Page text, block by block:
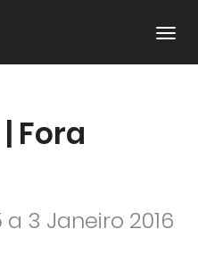
Fora
3 Janeiro 2016